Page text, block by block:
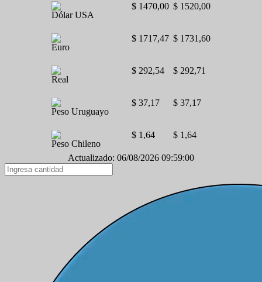
Dólar USA
$ 1470,00 $ 1520,00
Euro
$ 1717,47 $ 1731,60
Real
$ 292,54 $ 292,71
Peso Uruguayo
$ 37,17 $ 37,17
Peso Chileno
$ 1,64 $ 1,64
Actualizado: 06/08/2026 09:59:00